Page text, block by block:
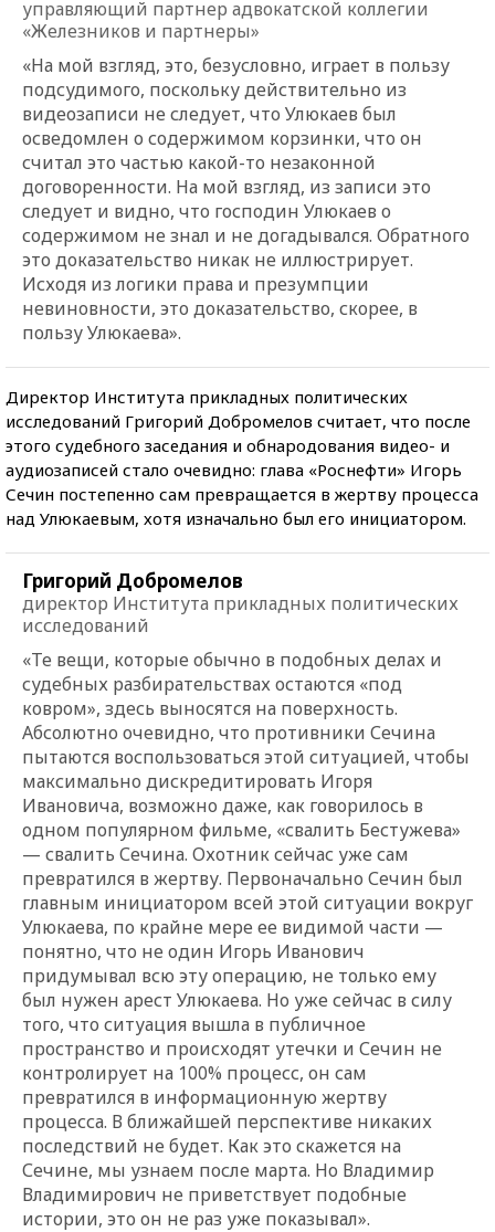
управляющий партнер адвокатской коллегии
«Железников и партнеры»
«На мой взгляд, это, безусловно, играет в пользу
подсудимого, поскольку действительно из
видеозаписи не следует, что Улюкаев был
осведомлен о содержимом корзинки, что он
считал это частью какой-то незаконной
договоренности. На мой взгляд, из записи это
следует и видно, что господин Улюкаев о
содержимом не знал и не догадывался. Обратного
это доказательство никак не иллюстрирует.
Исходя из логики права и презумпции
невиновности, это доказательство, скорее, в
пользу Улюкаева».
Директор Института прикладных политических
исследований Григорий Добромелов считает, что после
этого судебного заседания и обнародования видео- и
аудиозаписей стало очевидно: глава «Роснефти» Игорь
Сечин постепенно сам превращается в жертву процесса
над Улюкаевым, хотя изначально был его инициатором.
Григорий Добромелов
директор Института прикладных политических
исследований
«Те вещи, которые обычно в подобных делах и
судебных разбирательствах остаются «под
ковром», здесь выносятся на поверхность.
Абсолютно очевидно, что противники Сечина
пытаются воспользоваться этой ситуацией, чтобы
максимально дискредитировать Игоря
Ивановича, возможно даже, как говорилось в
одном популярном фильме, «свалить Бестужева»
— свалить Сечина. Охотник сейчас уже сам
превратился в жертву. Первоначально Сечин был
главным инициатором всей этой ситуации вокруг
Улюкаева, по крайне мере ее видимой части —
понятно, что не один Игорь Иванович
придумывал всю эту операцию, не только ему
был нужен арест Улюкаева. Но уже сейчас в силу
того, что ситуация вышла в публичное
пространство и происходят утечки и Сечин не
контролирует на 100% процесс, он сам
превратился в информационную жертву
процесса. В ближайшей перспективе никаких
последствий не будет. Как это скажется на
Сечине, мы узнаем после марта. Но Владимир
Владимирович не приветствует подобные
истории, это он не раз уже показывал».